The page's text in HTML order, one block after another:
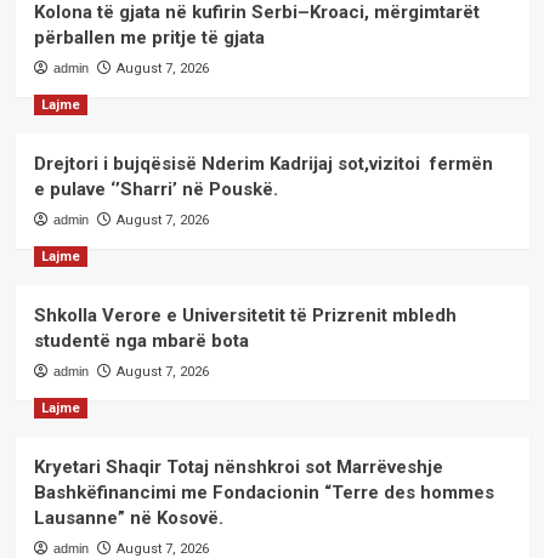
Kolona të gjata në kufirin Serbi–Kroaci, mërgimtarët
përballen me pritje të gjata
admin August 7, 2026
Lajme
Drejtori i bujqësisë Nderim Kadrijaj sot,vizitoi fermën
e pulave ‘’Sharri’ në Pouskë.
admin August 7, 2026
Lajme
Shkolla Verore e Universitetit të Prizrenit mbledh
studentë nga mbarë bota
admin August 7, 2026
Lajme
Kryetari Shaqir Totaj nënshkroi sot Marrëveshje
Bashkëfinancimi me Fondacionin “Terre des hommes
Lausanne” në Kosovë.
admin August 7, 2026